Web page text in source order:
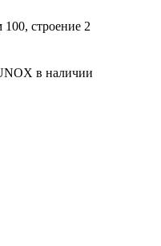
строение 2
в наличии